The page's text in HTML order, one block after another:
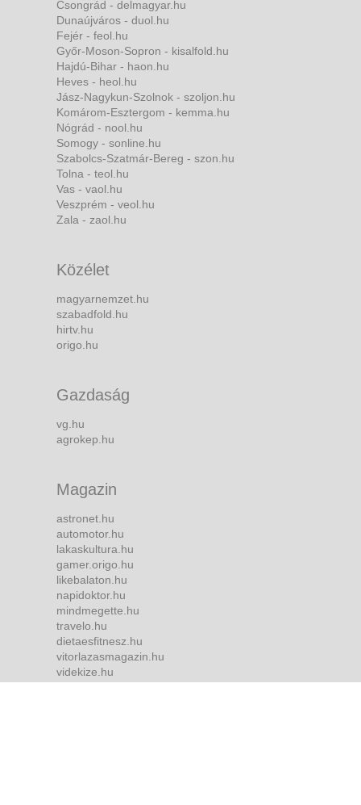
Csongrád - delmagyar.hu
Dunaújváros - duol.hu
Fejér - feol.hu
Győr-Moson-Sopron - kisalfold.hu
Hajdú-Bihar - haon.hu
Heves - heol.hu
Jász-Nagykun-Szolnok - szoljon.hu
Komárom-Esztergom - kemma.hu
Nógrád - nool.hu
Somogy - sonline.hu
Szabolcs-Szatmár-Bereg - szon.hu
Tolna - teol.hu
Vas - vaol.hu
Veszprém - veol.hu
Zala - zaol.hu
Közélet
magyarnemzet.hu
szabadfold.hu
hirtv.hu
origo.hu
Gazdaság
vg.hu
agrokep.hu
Magazin
astronet.hu
automotor.hu
lakaskultura.hu
gamer.origo.hu
likebalaton.hu
napidoktor.hu
mindmegette.hu
travelo.hu
dietaesfitnesz.hu
vitorlazasmagazin.hu
videkize.hu